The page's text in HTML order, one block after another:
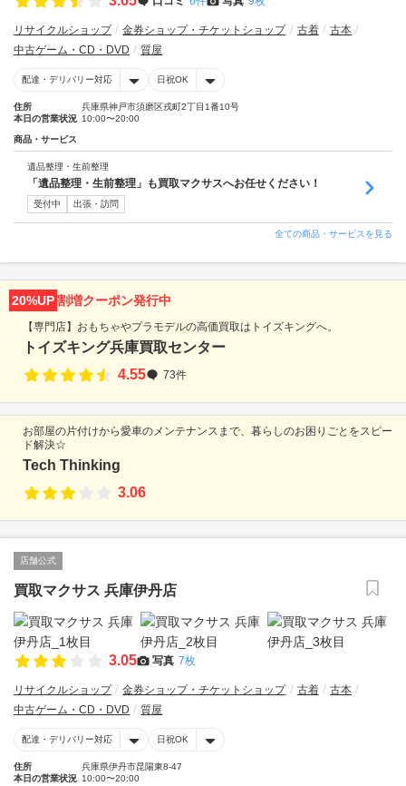
リサイクルショップ 金券ショップ・チケットショップ 古着
古本
中古ゲーム・CD・DVD
質屋
配達・デリバリー対応 日祝OK
住所
兵庫県神戸市須磨区戎町2丁目1番10号
本日の営業状況 10:00〜20:00
商品・サービス
遺品整理・生前整理
「遺品整理・生前整理」も買取マクサスへお任せください！
受付中 出張・訪問
全ての商品・サービスを見る
20%UP割増クーポン発行中
【専門店】おもちゃやプラモデルの高価買取はトイズキングへ。‎
トイズキング兵庫買取センター
4.55
73件
お部屋の片付けから愛車のメンテナンスまで、暮らしのお困りごとをスピー
ド解決☆
Tech Thinking
3.06
店舗公式
買取マクサス 兵庫伊丹店
3.05 写真 7枚
リサイクルショップ 金券ショップ・チケットショップ 古着
古本
中古ゲーム・CD・DVD
質屋
配達・デリバリー対応 日祝OK
住所
兵庫県伊丹市昆陽東8-47
本日の営業状況 10:00〜20:00